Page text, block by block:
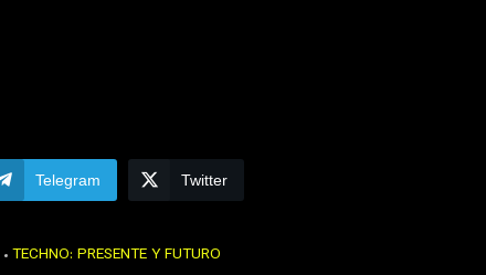
Telegram Twitter
TECHNO: PRESENTE Y FUTURO